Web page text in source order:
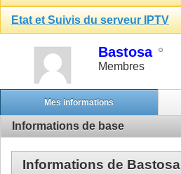
Etat et Suivis du serveur IPTV
Bastosa
Membres
Mes informations
Informations de base
Informations de Bastosa